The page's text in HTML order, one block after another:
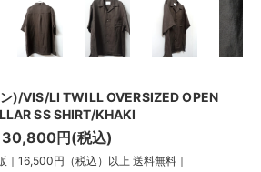
)/VIS/LI TWILL OVERSIZED OPEN
SS SHIRT/KHAKI
30,800円(税込)
｜16,500円（税込）以上 送料無料｜